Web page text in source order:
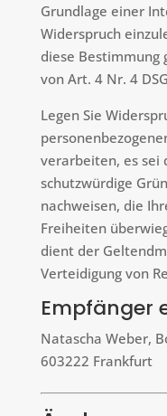
Grundlage einer
Widerspruch
diese Bestimmung
von Art. 4 Nr. 4
Legen Sie
verarbeiten, es sei
schutzwürdige
nachweisen, die
Freiheiten
dient der
Verteidigung von
Empfänger
Natascha Weber,
603222 Frankfurt